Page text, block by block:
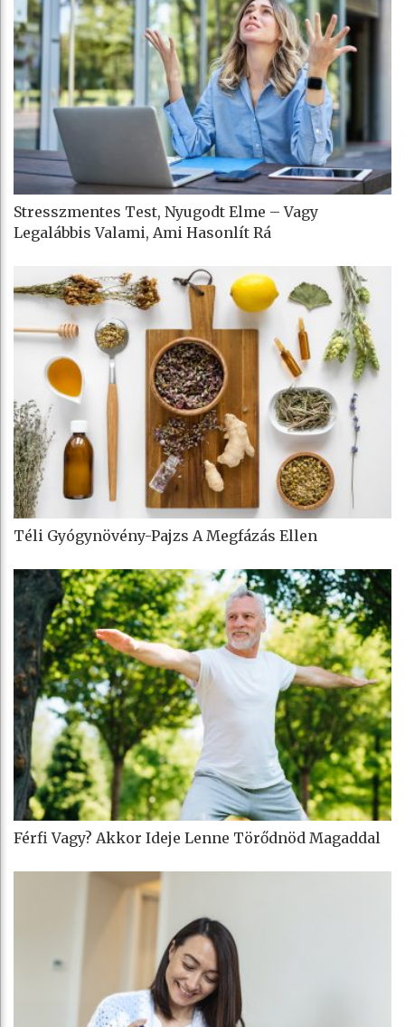
Stresszmentes Test, Nyugodt Elme – Vagy
Legalábbis Valami, Ami Hasonlít Rá
Téli Gyógynövény-Pajzs A Megfázás Ellen
Férfi Vagy? Akkor Ideje Lenne Törődnöd Magaddal